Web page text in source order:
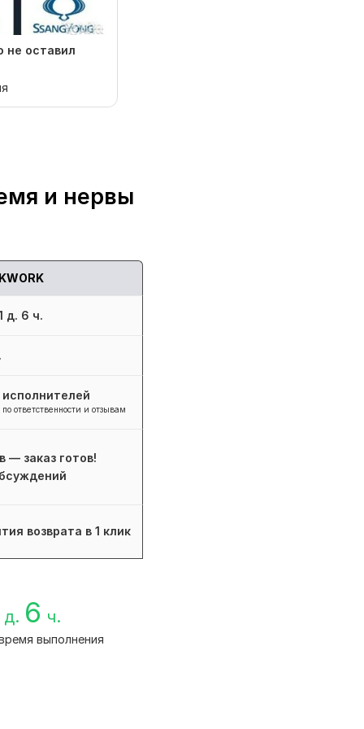
не оставил
и нервы
д. 6 ч.
ответственности и отзывам
— заказ готов!
возврата в 1 клик
д. 6 ч.
выполнения